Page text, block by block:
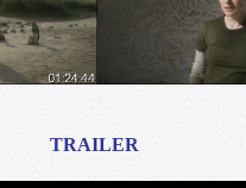
TRAILER